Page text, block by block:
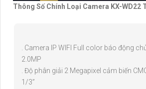
Thông Số Chính Loại Camera KX-WD22
. Camera IP WIFI Full color báo động
2.0MP
. Độ phân giải 2 Megapixel cảm biến
1/3”